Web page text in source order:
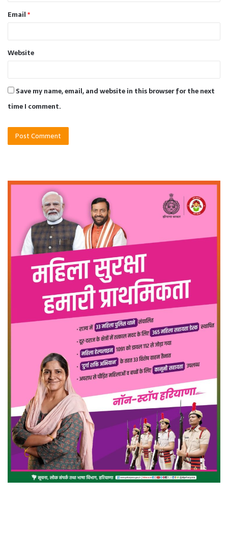
Email*
Website
Save my name, email, and website in this browser for the next
time I comment.